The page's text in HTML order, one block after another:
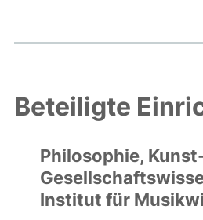
Beteiligte
Philosophie,
Institut für